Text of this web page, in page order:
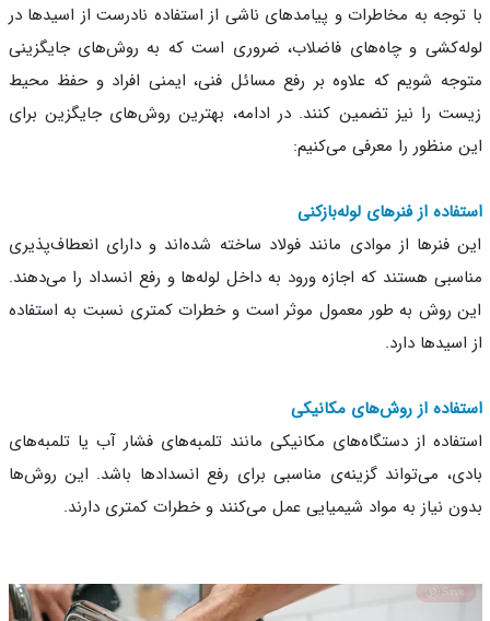
به مخاطرات و پیامدهای ناشی از استفاده نادرست از اسیدها در
و چاه‌های فاضلاب، ضروری است که به روش‌های جایگزینی
شویم که علاوه بر رفع مسائل فنی، ایمنی افراد و حفظ محیط
را نیز تضمین کنند. در ادامه، بهترین روش‌های جایگزین برای
منظور را معرفی می‌کنیم:
از فنرهای لوله‌بازکنی
فنرها از موادی مانند فولاد ساخته شده‌اند و دارای انعطاف‌پذیری
هستند که اجازه ورود به داخل لوله‌ها و رفع انسداد را می‌دهند.
روش به طور معمول موثر است و خطرات کمتری نسبت به استفاده
دارد.
از روش‌های مکانیکی
از دستگاه‌های مکانیکی مانند تلمبه‌های فشار آب یا تلمبه‌های
می‌تواند گزینه‌ی مناسبی برای رفع انسداد‌ها باشد. این روش‌ها
نیاز به مواد شیمیایی عمل می‌کنند و خطرات کمتری دارند.